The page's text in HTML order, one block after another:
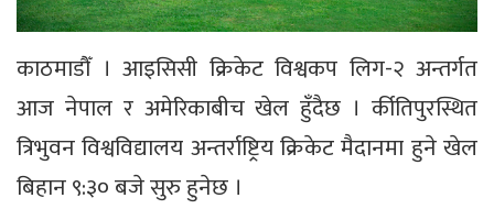
काठमाडौँ । आइसिसी क्रिकेट विश्वकप लिग-२ अन्तर्गत
आज नेपाल र अमेरिकाबीच खेल हुँदैछ । र्कीतिपुरस्थित
त्रिभुवन विश्वविद्यालय अन्तर्राष्ट्रिय क्रिकेट मैदानमा हुने खेल
बिहान ९:३० बजे सुरु हुनेछ ।